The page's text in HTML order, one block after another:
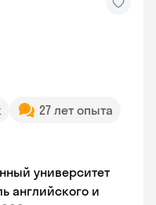
27 лет опыта
университет
английского и